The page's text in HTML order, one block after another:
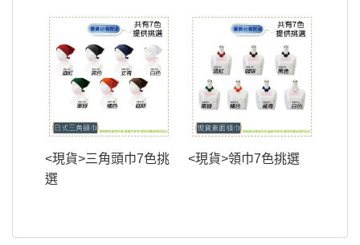
<現貨>三角頭巾7色挑
選
<現貨>領巾7色挑選